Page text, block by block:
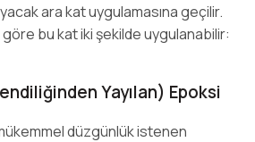
ara kat uygulamasına geçilir.
bu kat iki şekilde uygulanabilir:
Yayılan) Epoksi
düzgünlük istenen